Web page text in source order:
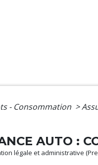
- Consommation >
AUTO :
légale et administrative